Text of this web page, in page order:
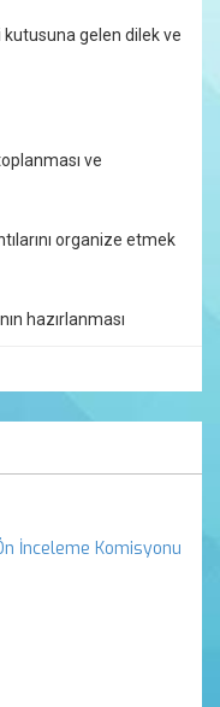
kutusuna gelen dilek ve
ve
organize etmek
hazırlanması
İnceleme Komisyonu